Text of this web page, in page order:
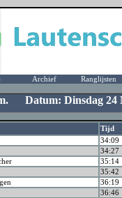
Archief Ranglijsten
Datum: Dinsdag 24
Tijd
34:09
34:27
35:14
35:42
36:19
36:46